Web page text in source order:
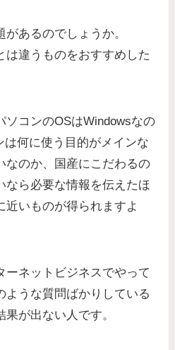
あるのでしょうか。
は違うものをおすすめした
ソコンのOSはWindowsなの
何に使う目的がメインな
なのか、国産にこだわるの
なら必要な情報を伝えたほ
近いものが得られますよ
ーネットビジネスでやって
ような質問ばかりしている
が出ない人です。